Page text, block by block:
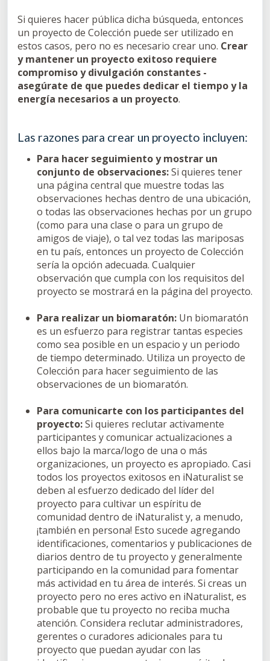
Si quieres hacer pública dicha búsqueda, entonces
un proyecto de Colección puede ser utilizado en
estos casos, pero no es necesario crear uno. Crear
y mantener un proyecto exitoso requiere
compromiso y divulgación constantes -
asegúrate de que puedes dedicar el tiempo y la
energía necesarios a un proyecto.
Las razones para crear un proyecto incluyen:
Para hacer seguimiento y mostrar un
conjunto de observaciones:Si quieres tener
una página central que muestre todas las
observaciones hechas dentro de una ubicación,
o todas las observaciones hechas por un grupo
(como para una clase o para un grupo de
amigos de viaje), o tal vez todas las mariposas
en tu país, entonces un proyecto de Colección
sería la opción adecuada. Cualquier
observación que cumpla con los requisitos del
proyecto se mostrará en la página del proyecto.
Para realizar un biomaratón: Un biomaratón
es un esfuerzo para registrar tantas especies
como sea posible en un espacio y un periodo
de tiempo determinado. Utiliza un proyecto de
Colección para hacer seguimiento de las
observaciones de un biomaratón.
Para comunicarte con los participantes del
proyecto:Si quieres reclutar activamente
participantes y comunicar actualizaciones a
ellos bajo la marca/logo de una o más
organizaciones, un proyecto es apropiado. Casi
todos los proyectos exitosos en iNaturalist se
deben al esfuerzo dedicado del líder del
proyecto para cultivar un espíritu de
comunidad dentro de iNaturalist y, a menudo,
¡también en persona! Esto sucede agregando
identificaciones, comentarios y publicaciones de
diarios dentro de tu proyecto y generalmente
participando en la comunidad para fomentar
más actividad en tu área de interés. Si creas un
proyecto pero no eres activo en iNaturalist, es
probable que tu proyecto no reciba mucha
atención. Considera reclutar administradores,
gerentes o curadores adicionales para tu
proyecto que puedan ayudar con las